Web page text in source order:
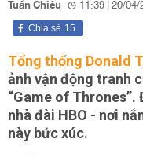
Tuấn Chiêu 11:39 | 20/
15
Chia sẻ
Tổng thống Donald
ảnh vận động tranh
“Game of
nhà đài HBO - nơi
này bức xúc.